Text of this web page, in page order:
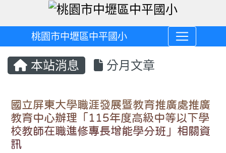
桃園市中壢區中平國小
本站消息 分月文章
國立屏東大學職涯發展暨教育推廣處推廣
教育中心辦理「115年度高級中等以下學
校教師在職進修專長增能學分班」相關資
訊